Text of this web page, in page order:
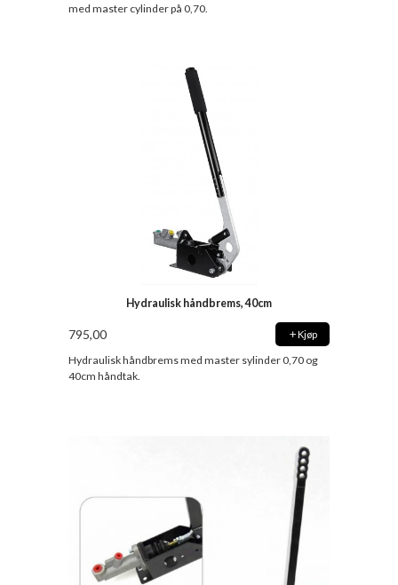
med master cylinder på 0,70.
Hydraulisk håndbrems, 40cm
795,00 Kjøp
Hydraulisk håndbrems med master sylinder 0,70 og
40cm håndtak.